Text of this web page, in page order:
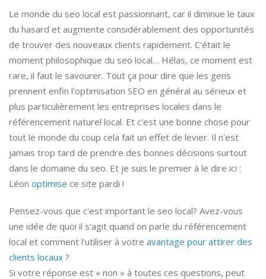
Le monde du seo local est passionnant, car il diminue le taux
du hasard et augmente considérablement des opportunités
de trouver des nouveaux clients rapidement. C'était le
moment philosophique du seo local… Hélas, ce moment est
rare, il faut le savourer. Tout ça pour dire que les gens
prennent enfin l'optimisation SEO en général au sérieux et
plus particulièrement les entreprises locales dans le
référencement naturel local. Et c'est une bonne chose pour
tout le monde du coup cela fait un effet de levier. Il n'est
jamais trop tard de prendre des bonnes décisions surtout
dans le domaine du seo. Et je suis le premier à le dire ici :
Léon optimise ce site pardi !
Pensez-vous que c'est important le seo local? Avez-vous
une idée de quoi il s'agit quand on parle du référencement
local et comment l'utiliser à votre avantage pour attirer des
clients locaux ?
Si votre réponse est « non » à toutes ces questions, peut